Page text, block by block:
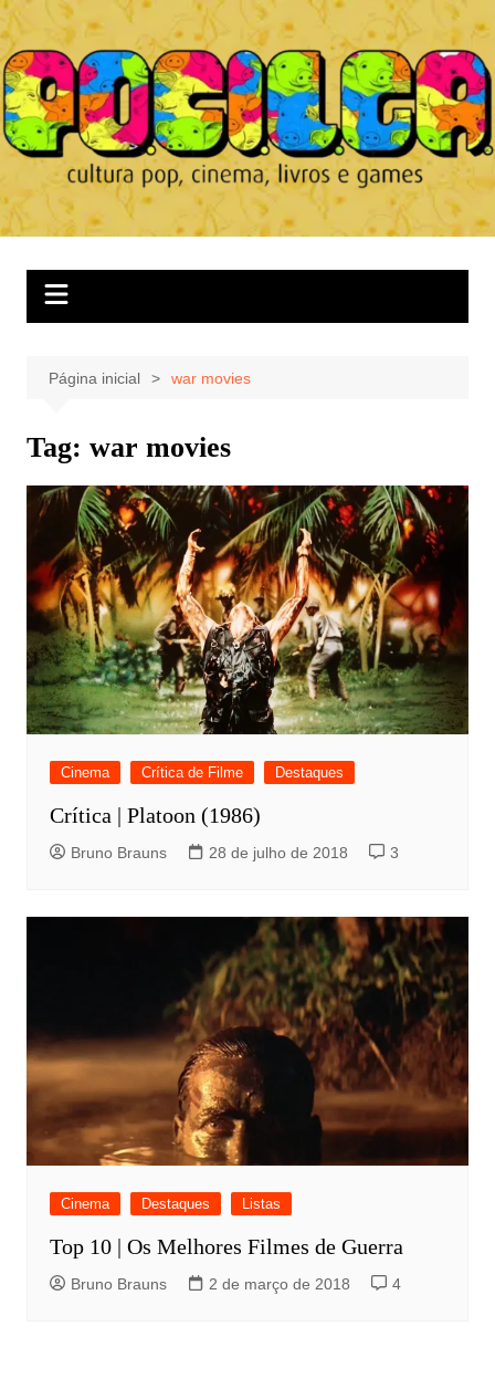
Ir
para
o
conteúdo
Página inicial war movies
Tag: war movies
Cinema Crítica de Filme Destaques
Crítica | Platoon (1986)
Bruno Brauns 28 de julho de 2018 3
Cinema Destaques Listas
Top 10 | Os Melhores Filmes de Guerra
Bruno Brauns 2 de março de 2018 4